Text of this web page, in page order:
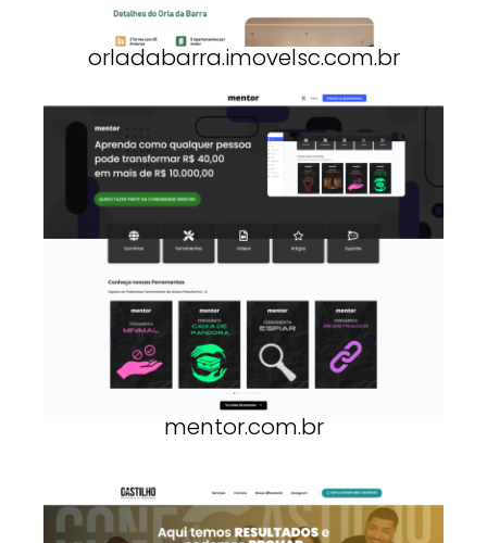
orladabarra.imovelsc.com.br
mentor.com.br